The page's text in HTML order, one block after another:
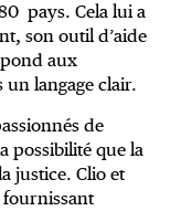
pays. Cela lui a
son outil d’aide
aux
langage clair.
de
possibilité que la
justice. Clio et
fournissant